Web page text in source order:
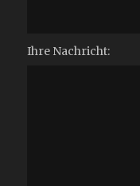
Ihre Nachricht: